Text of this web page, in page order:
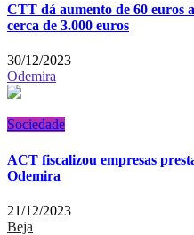
CTT dá aumento de 60 euros
cerca de 3.000 euros
30/12/2023
Odemira
Sociedade
ACT fiscalizou empresas
Odemira
21/12/2023
Beja